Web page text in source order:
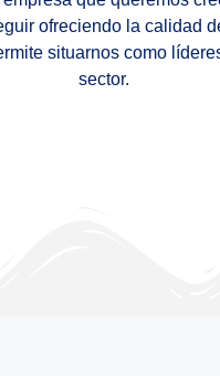
ofreciendo la calidad
situarnos como
sector.